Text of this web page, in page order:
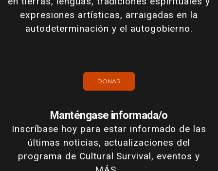
expresiones artísticas, arraigadas en la
autodeterminación y el autogobierno.
DONAR
Manténgase informada/o
Inscríbase hoy para estar informado de las
últimas noticias, actualizaciones del
programa de Cultural Survival, eventos y